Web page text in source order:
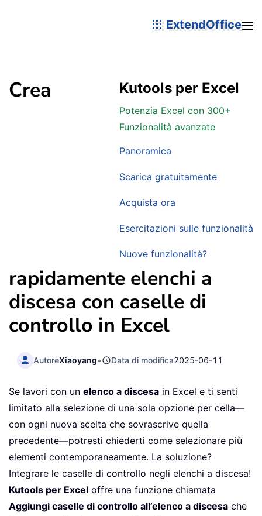
ExtendOffice
Kutools per Excel
Potenzia Excel con 300+
Funzionalità avanzate
Panoramica
Scarica gratuitamente
Acquista ora
Esercitazioni sulle funzionalità
Nuove funzionalità?
Crea
rapidamente elenchi a
discesa con caselle di
controllo in Excel
AutoreXiaoyang• Data di modifica2025-06-11
Se lavori con un elenco a discesa in Excel e ti senti
limitato alla selezione di una sola opzione per cella—
con ogni nuova scelta che sovrascrive quella
precedente—potresti chiederti come selezionare più
elementi contemporaneamente. La soluzione?
Integrare le caselle di controllo negli elenchi a discesa!
Kutools per Excel offre una funzione chiamata
Aggiungi caselle di controllo all’elenco a discesa che